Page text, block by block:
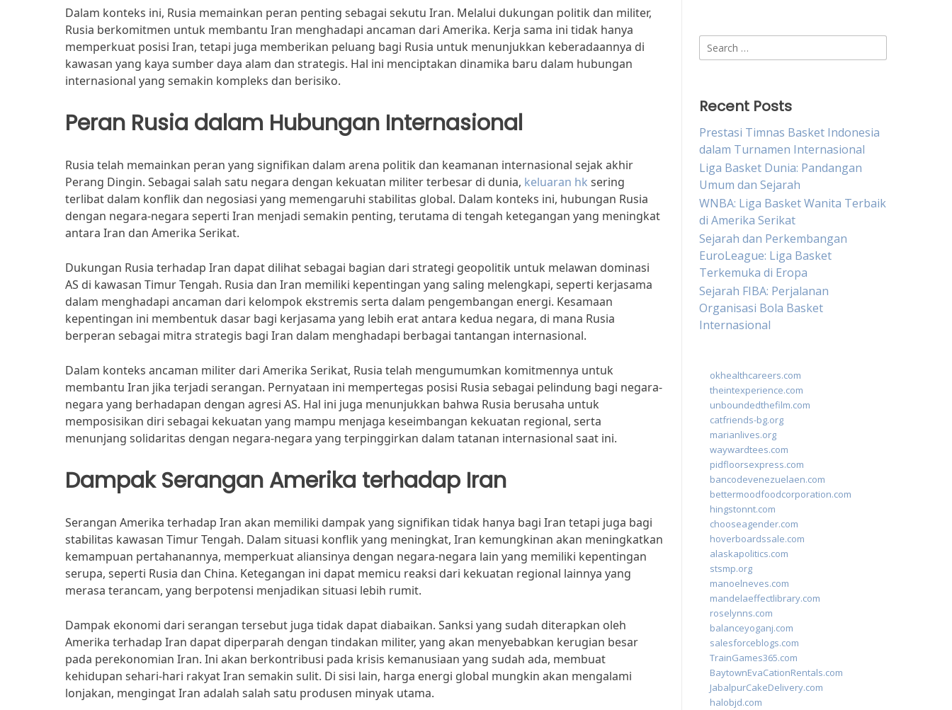
Dalam konteks ini, Rusia memainkan peran penting sebagai sekutu Iran. Melalui dukungan politik dan militer,
Rusia berkomitmen untuk membantu Iran menghadapi ancaman dari Amerika. Kerja sama ini tidak hanya
memperkuat posisi Iran, tetapi juga memberikan peluang bagi Rusia untuk menunjukkan keberadaannya di
kawasan yang kaya sumber daya alam dan strategis. Hal ini menciptakan dinamika baru dalam hubungan
internasional yang semakin kompleks dan berisiko.
Peran Rusia dalam Hubungan Internasional
Rusia telah memainkan peran yang signifikan dalam arena politik dan keamanan internasional sejak akhir
Perang Dingin. Sebagai salah satu negara dengan kekuatan militer terbesar di dunia, keluaran hk sering
terlibat dalam konflik dan negosiasi yang memengaruhi stabilitas global. Dalam konteks ini, hubungan Rusia
dengan negara-negara seperti Iran menjadi semakin penting, terutama di tengah ketegangan yang meningkat
antara Iran dan Amerika Serikat.
Dukungan Rusia terhadap Iran dapat dilihat sebagai bagian dari strategi geopolitik untuk melawan dominasi
AS di kawasan Timur Tengah. Rusia dan Iran memiliki kepentingan yang saling melengkapi, seperti kerjasama
dalam menghadapi ancaman dari kelompok ekstremis serta dalam pengembangan energi. Kesamaan
kepentingan ini membentuk dasar bagi kerjasama yang lebih erat antara kedua negara, di mana Rusia
berperan sebagai mitra strategis bagi Iran dalam menghadapi berbagai tantangan internasional.
Dalam konteks ancaman militer dari Amerika Serikat, Rusia telah mengumumkan komitmennya untuk
membantu Iran jika terjadi serangan. Pernyataan ini mempertegas posisi Rusia sebagai pelindung bagi negara-
negara yang berhadapan dengan agresi AS. Hal ini juga menunjukkan bahwa Rusia berusaha untuk
memposisikan diri sebagai kekuatan yang mampu menjaga keseimbangan kekuatan regional, serta
menunjang solidaritas dengan negara-negara yang terpinggirkan dalam tatanan internasional saat ini.
Dampak Serangan Amerika terhadap Iran
Serangan Amerika terhadap Iran akan memiliki dampak yang signifikan tidak hanya bagi Iran tetapi juga bagi
stabilitas kawasan Timur Tengah. Dalam situasi konflik yang meningkat, Iran kemungkinan akan meningkatkan
kemampuan pertahanannya, memperkuat aliansinya dengan negara-negara lain yang memiliki kepentingan
serupa, seperti Rusia dan China. Ketegangan ini dapat memicu reaksi dari kekuatan regional lainnya yang
merasa terancam, yang berpotensi menjadikan situasi lebih rumit.
Dampak ekonomi dari serangan tersebut juga tidak dapat diabaikan. Sanksi yang sudah diterapkan oleh
Amerika terhadap Iran dapat diperparah dengan tindakan militer, yang akan menyebabkan kerugian besar
pada perekonomian Iran. Ini akan berkontribusi pada krisis kemanusiaan yang sudah ada, membuat
kehidupan sehari-hari rakyat Iran semakin sulit. Di sisi lain, harga energi global mungkin akan mengalami
lonjakan, mengingat Iran adalah salah satu produsen minyak utama.
Search
for:
Recent Posts
Prestasi Timnas Basket Indonesia
dalam Turnamen Internasional
Liga Basket Dunia: Pandangan
Umum dan Sejarah
WNBA: Liga Basket Wanita Terbaik
di Amerika Serikat
Sejarah dan Perkembangan
EuroLeague: Liga Basket
Terkemuka di Eropa
Sejarah FIBA: Perjalanan
Organisasi Bola Basket
Internasional
okhealthcareers.com
theintexperience.com
unboundedthefilm.com
catfriends-bg.org
marianlives.org
waywardtees.com
pidfloorsexpress.com
bancodevenezuelaen.com
bettermoodfoodcorporation.com
hingstonnt.com
chooseagender.com
hoverboardssale.com
alaskapolitics.com
stsmp.org
manoelneves.com
mandelaeffectlibrary.com
roselynns.com
balanceyoganj.com
salesforceblogs.com
TrainGames365.com
BaytownEvaCationRentals.com
JabalpurCakeDelivery.com
halobjd.com